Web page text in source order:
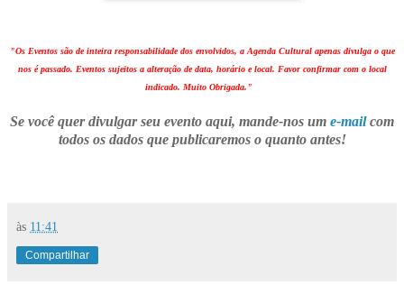
"Os Eventos são de inteira responsabilidade dos envolvidos, a Agenda Cultural apenas divulga o que
nos é passado. Eventos sujeitos a alteração de data, horário e local. Favor confirmar com o local
indicado. Muito Obrigada."
Se você quer divulgar seu evento aqui, mande-nos um e-mailcom
todos os dados que publicaremos o quanto antes!
às 11:41
Compartilhar